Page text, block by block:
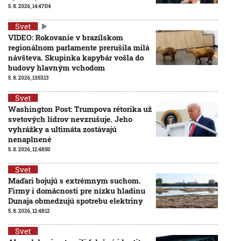
5. 8. 2026, 14:47:04
Svet
VIDEO: Rokovanie v brazílskom
regionálnom parlamente prerušila milá
návšteva. Skupinka kapybár vošla do
budovy hlavným vchodom
5. 8. 2026, 13:53:13
Svet
Washington Post: Trumpova rétorika už
svetových lídrov nevzrušuje. Jeho
vyhrážky a ultimáta zostávajú
nenaplnené
5. 8. 2026, 12:48:50
Svet
Maďari bojujú s extrémnym suchom.
Firmy i domácnosti pre nízku hladinu
Dunaja obmedzujú spotrebu elektriny
5. 8. 2026, 12:48:12
Svet